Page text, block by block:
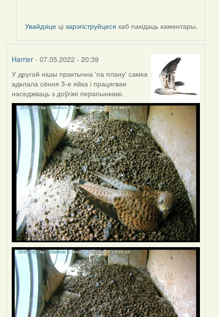
Увайдзіце цізарэгіструйцеся каб пакідаць каментары.
Harrier- 07.05.2022 - 20:39
У другой нішы практычна 'па плану' самка
адклала сёння 3-е яйка і працягвае
наседжваць з доўгімі перапынкамі.